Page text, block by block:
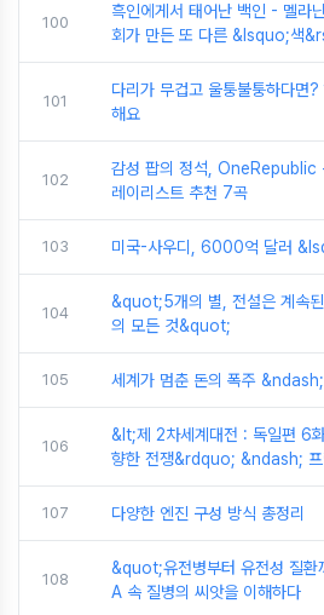
100
흑인에게서 태어난 백인 - 멜라
회가 만든 또 다른 &lsquo;색
101
다리가 무겁고 울퉁불퉁하다면
해요
102
감성 팝의 정석, OneRepublic
레이리스트 추천 7곡
103 미국-사우디, 6000억 달러
104
&quot;5개의 별, 전설은 계속
의 모든 것&quot;
105 세계가 멈춘 돈의 폭주
106
&lt;제 2차세계대전 : 독일편
향한 전쟁&rdquo; &ndash; 프
107 다양한 엔진 구성 방식 총정리
108
&quot;유전병부터 유전성 질
A 속 질병의 씨앗을 이해하다